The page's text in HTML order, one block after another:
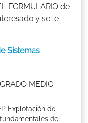
FORMULARIO de
y se te
Sistemas
MEDIO
Explotación de
del